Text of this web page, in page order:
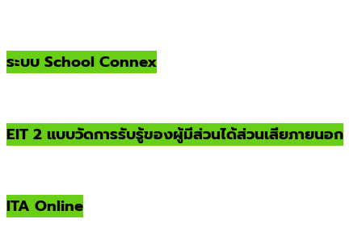
ระบบ School Connex
EIT 2 แบบวัดการรับรู้ของผู้มีส่วนได้ส่วนเสียภายนอก
ITA Online